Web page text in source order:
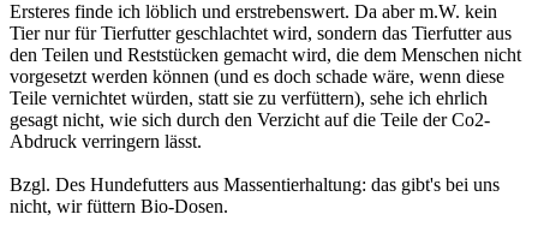
Ersteres finde ich löblich und erstrebenswert. Da aber m.W. kein
Tier nur für Tierfutter geschlachtet wird, sondern das Tierfutter aus
den Teilen und Reststücken gemacht wird, die dem Menschen nicht
vorgesetzt werden können (und es doch schade wäre, wenn diese
Teile vernichtet würden, statt sie zu verfüttern), sehe ich ehrlich
gesagt nicht, wie sich durch den Verzicht auf die Teile der Co2-
Abdruck verringern lässt.
Bzgl. Des Hundefutters aus Massentierhaltung: das gibt's bei uns
nicht, wir füttern Bio-Dosen.